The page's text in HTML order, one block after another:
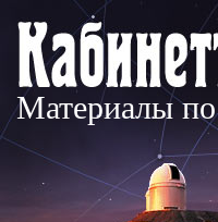
Материалы